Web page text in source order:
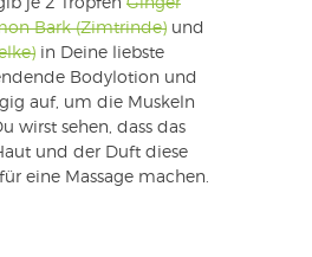
Bark (Zimtrinde) und
in Deine liebste
Bodylotion und
auf, um die Muskeln
wirst sehen, dass das
und der Duft diese
eine Massage machen.